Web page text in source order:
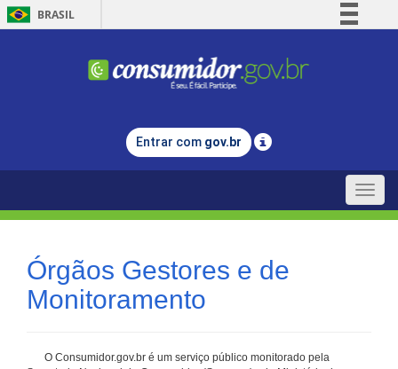
BRASIL
Comunica BR
Legislação
Entrar com gov.br
Toggle
Órgãos Gestores e de
Monitoramento
O Consumidor.gov.br é um serviço público monitorado pela